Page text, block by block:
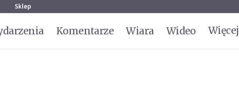
Sklep
Komentarze Wiara Wideo Więcej